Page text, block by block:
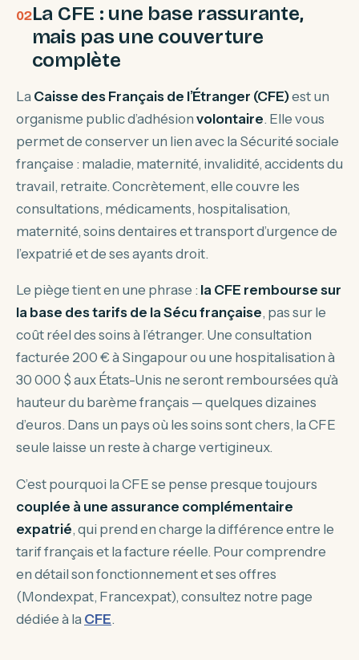
La CFE : une base rassurante,
mais pas une couverture
complète
La Caisse des Français de l’Étranger (CFE)est un
organisme public d’adhésion volontaire. Elle vous
permet de conserver un lien avec la Sécurité sociale
française : maladie, maternité, invalidité, accidents du
travail, retraite. Concrètement, elle couvre les
consultations, médicaments, hospitalisation,
maternité, soins dentaires et transport d’urgence de
l’expatrié et de ses ayants droit.
Le piège tient en une phrase : la CFE rembourse sur
la base des tarifs de la Sécu française, pas sur le
coût réel des soins à l’étranger. Une consultation
facturée 200 € à Singapour ou une hospitalisation à
30 000 $ aux États-Unis ne seront remboursées qu’à
hauteur du barème français — quelques dizaines
d’euros. Dans un pays où les soins sont chers, la CFE
seule laisse un reste à charge vertigineux.
C’est pourquoi la CFE se pense presque toujours
couplée à une assurance complémentaire
expatrié, qui prend en charge la différence entre le
tarif français et la facture réelle. Pour comprendre
en détail son fonctionnement et ses offres
(Mondexpat, Francexpat), consultez notre page
dédiée à la CFE.